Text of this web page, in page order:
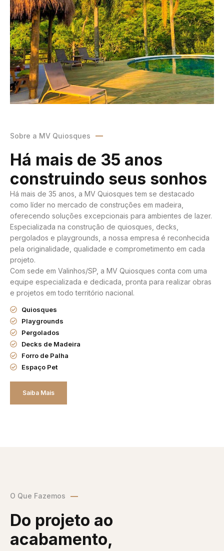
Sobre a MV Quiosques
Há mais de 35 anos
construindo seus sonhos
Há mais de 35 anos, a MV Quiosques tem se destacado
como líder no mercado de construções em madeira,
oferecendo soluções excepcionais para ambientes de lazer.
Especializada na construção de quiosques, decks,
pergolados e playgrounds, a nossa empresa é reconhecida
pela originalidade, qualidade e comprometimento em cada
projeto.
Com sede em Valinhos/SP, a MV Quiosques conta com uma
equipe especializada e dedicada, pronta para realizar obras
e projetos em todo território nacional.
Quiosques
Playgrounds
Pergolados
Decks de Madeira
Forro de Palha
Espaço Pet
Saiba Mais
O Que Fazemos
Do projeto ao
acabamento,